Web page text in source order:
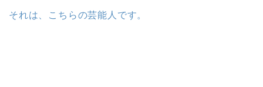
それは、こちらの芸能人です。